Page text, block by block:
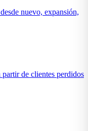
nuevo, expansión,
de clientes perdidos